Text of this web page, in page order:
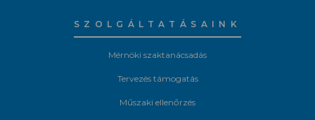
SZOLGÁLTATÁSAINK
Mérnöki szaktanácsadás
Tervezés támogatás
Műszaki ellenőrzés